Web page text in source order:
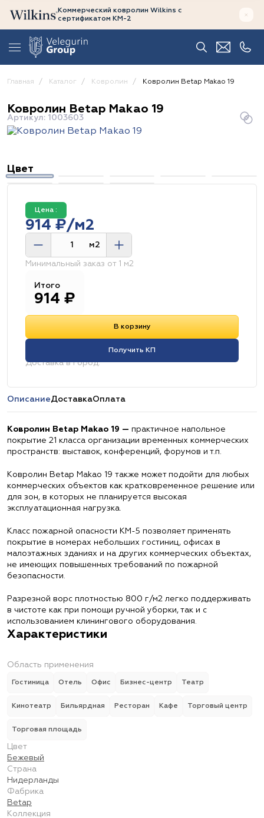
Коммерческий ковролин Wilkins с
сертификатом КМ-2
Главная Каталог Ковролин Ковролин Betap Makao 19
Ковролин Betap Makao 19
Артикул: 1003603
Цвет
Цена :
914 ₽/м2
м2
Минимальный заказ от 1 м2
Итого
914 ₽
В корзину
Получить КП
Доставка в город:
ОписаниеДоставкаОплата
Ковролин Betap Makao 19 — практичное напольное
покрытие 21 класса организации временных коммерческих
пространств: выставок, конференций, форумов и т.п.
Ковролин Betap Makao 19 также может подойти для любых
коммерческих объектов как кратковременное решение или
для зон, в которых не планируется высокая
эксплуатационная нагрузка.
Класс пожарной опасности КМ-5 позволяет применять
покрытие в номерах небольших гостиниц, офисах в
малоэтажных зданиях и на других коммерческих объектах,
не имеющих повышенных требований по пожарной
безопасности.
Разрезной ворс плотностью 800 г/м2 легко поддерживать
в чистоте как при помощи ручной уборки, так и с
использованием клинингового оборудования.
Характеристики
Область применения
Гостиница Отель Офис Бизнес-центр Театр
Кинотеатр Бильярдная Ресторан Кафе Торговый центр
Торговая площадь
Цвет
Бежевый
Страна
Нидерланды
Фабрика
Betap
Коллекция